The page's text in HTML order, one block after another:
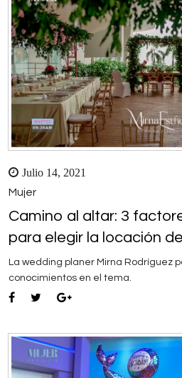
Julio 14, 2021
Mujer
Camino al altar: 3
para elegir la locación
La wedding planer Mirna Rodríguez
conocimientos en el tema.